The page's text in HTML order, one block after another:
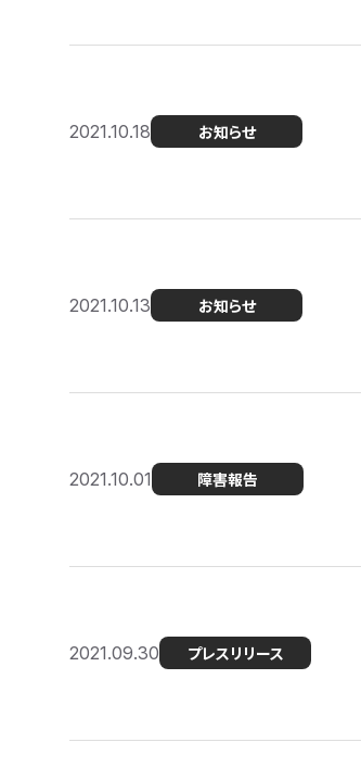
2021.10.18 お知らせ
2021.10.13 お知らせ
2021.10.01 障害報告
2021.09.30 プレスリリース